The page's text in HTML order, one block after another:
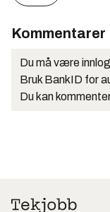
Kommentarer
Du må være
Bruk BankID for
Du kan